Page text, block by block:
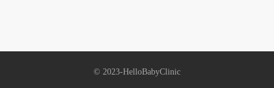
© 2023-HelloBabyClinic